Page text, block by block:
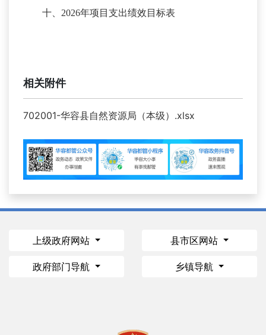
十、 2026年项目支出绩效目标表
相关附件
702001-华容县自然资源局（本级）.xlsx
上级政府网站 县市区网站
政府部门导航 乡镇导航